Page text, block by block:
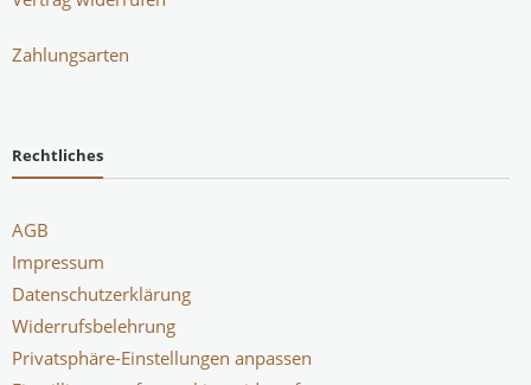
Zahlungsarten
Rechtliches
AGB
Impressum
Datenschutzerklärung
Widerrufsbelehrung
Privatsphäre-Einstellungen anpassen